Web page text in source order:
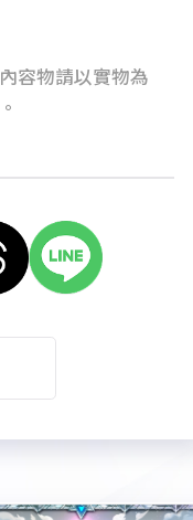
容物請以實物為